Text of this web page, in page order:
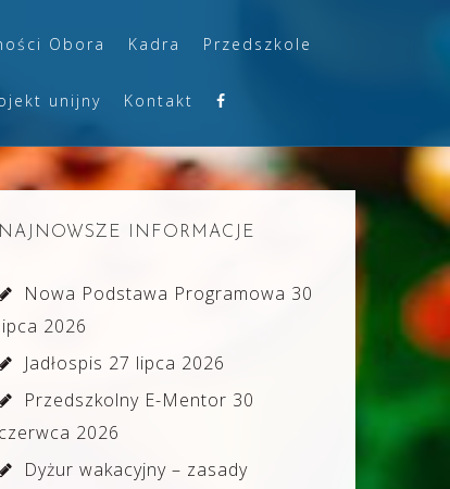
Obora Kadra Przedszkole
unijny Kontakt
NAJNOWSZE INFORMACJE
Nowa Podstawa Programowa 30
lipca 2026
Jadłospis 27 lipca 2026
Przedszkolny E-Mentor 30
czerwca 2026
Dyżur wakacyjny – zasady